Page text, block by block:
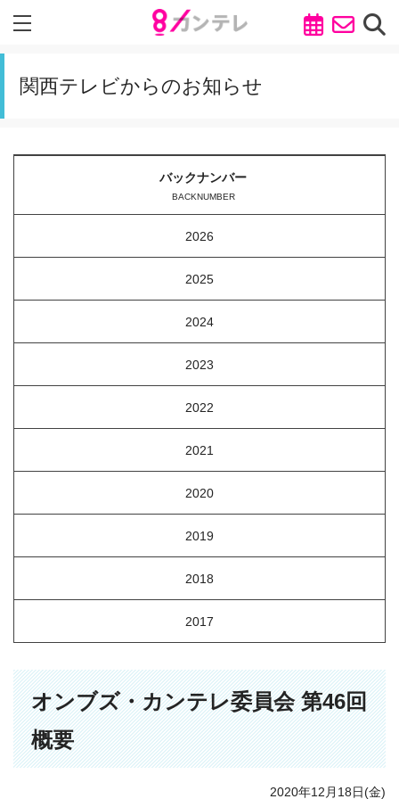
関西テレビからのお知らせ
オンブズ・カンテレ委員会 第46回
概要
2020年12月18日(金)
バックナンバー
BACKNUMBER
2026
2025
2024
2023
2022
2021
2020
2019
2018
2017